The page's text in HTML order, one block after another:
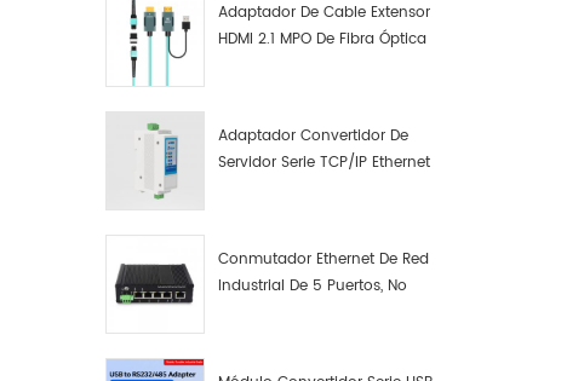
Adaptador De Cable Extensor
HDMI 2.1 MPO De Fibra Óptica
Adaptador Convertidor De
Servidor Serie TCP/IP Ethernet
Conmutador Ethernet De Red
Industrial De 5 Puertos, No